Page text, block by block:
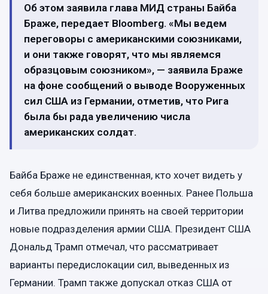
Об этом заявила глава МИД страны Байба
Браже, передает Bloomberg. «Мы ведем
переговоры с американскими союзниками,
и они также говорят, что мы являемся
образцовым союзником», — заявила Браже
на фоне сообщений о выводе Вооруженных
сил США из Германии, отметив, что Рига
была бы рада увеличению числа
американских солдат.
Байба Браже не единственная, кто хочет видеть у
себя больше американских военных. Ранее Польша
и Литва предложили принять на своей территории
новые подразделения армии США. Президент США
Дональд Трамп отмечал, что рассматривает
варианты передислокации сил, выведенных из
Германии. Трамп также допускал отказ США от